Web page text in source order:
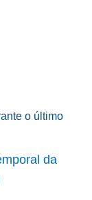
o último